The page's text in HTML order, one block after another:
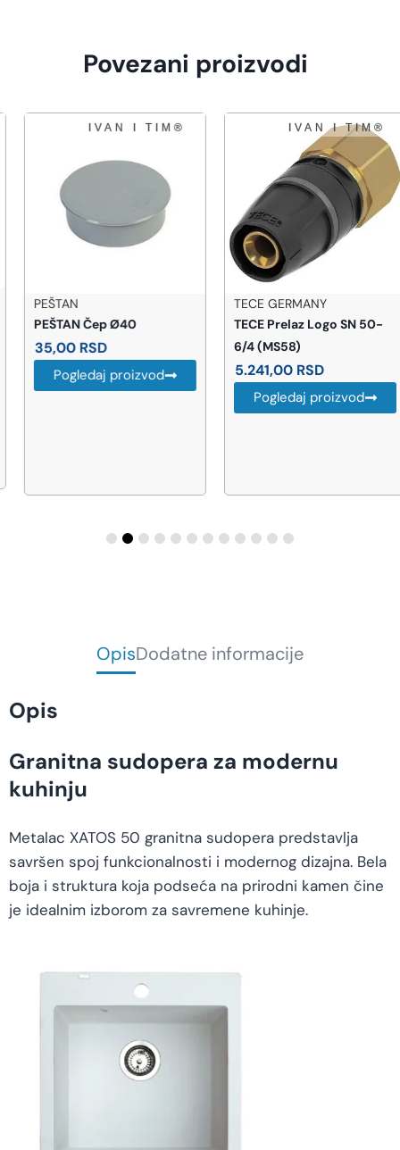
Povezani proizvodi
PEŠTAN
PEŠTAN Čep Ø40
35,00RSD
Pogledaj proizvod
TECE GERMANY
TECE Prelaz Logo SN 50-
6/4 (MS58)
5.241,00RSD
Pogledaj proizvod
OpisDodatne informacije
Opis
Granitna sudopera za modernu
kuhinju
Metalac XATOS 50 granitna sudopera predstavlja
savršen spoj funkcionalnosti i modernog dizajna. Bela
boja i struktura koja podseća na prirodni kamen čine
je idealnim izborom za savremene kuhinje.